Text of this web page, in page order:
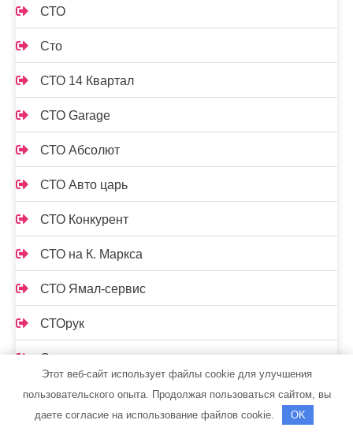
СТО
Сто
СТО 14 Квартал
СТО Garage
СТО Абсолют
СТО Авто царь
СТО Конкурент
СТО на К. Маркса
СТО Ямал-сервис
СТОрук
Страдивари, сауна
Стрельнинские бани
Стс-автомобили, официальный дилер Mercedes-
Этот веб-сайт использует файлы cookie для улучшения
пользовательского опыта. Продолжая пользоваться сайтом, вы
даете согласие на использование файлов cookie.
OK